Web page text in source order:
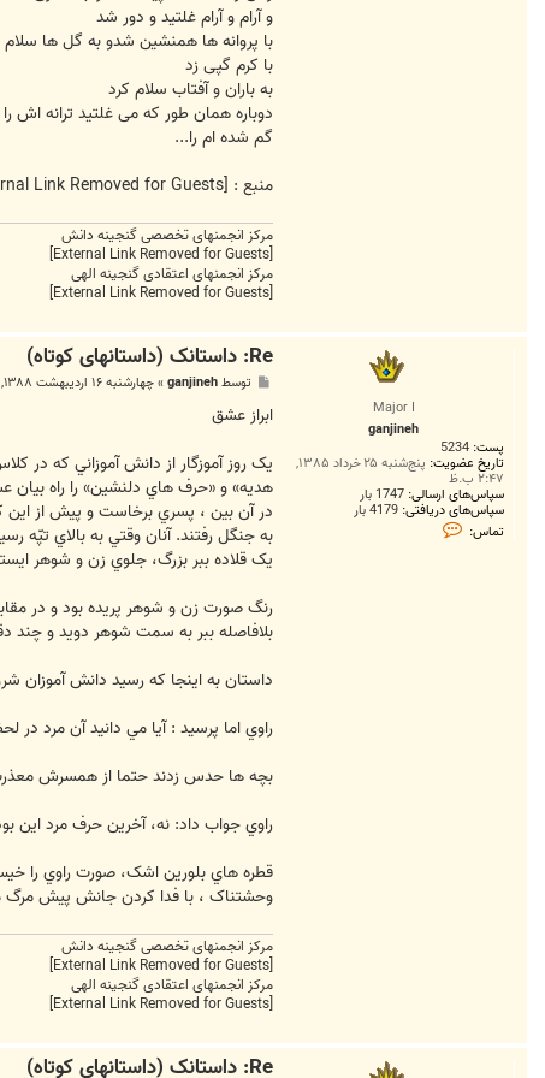
و آرام و آرام غلتید و دور شد
با پروانه ها همنشین شدو به گل ها سلام
با کرم گپی زد
به باران و آفتاب سلام کرد
دوباره همان طور که می غلتید ترانه اش را
گم شده ام را...
منبع : [External Link Removed for Guests]
مرکز انجمنهای تخصصی گنجینه دانش
[External Link Removed for Guests]
مرکز انجمنهای اعتقادی گنجینه الهی
[External Link Removed for Guests]
Major I
ganjineh
پست: 5234
تاریخ عضویت: پنج‌شنبه ۲۵ خرداد ۱۳۸۵,
۲:۴۷ ب.ظ
سپاس‌های ارسالی: 1747 بار
سپاس‌های دریافتی: 4179 بار
تماس:
ت
Re: داستانک (داستانهای کوتاه)
ت
توسطganjineh
»چهارشنبه ۱۶ اردیبهشت ۱۳۸۸, ۱۱:۱۸ ب.ظ
ابراز عشق
يک روز آموزگار از دانش آموزاني که در
هديه» و «حرف هاي دلنشين» را راه
در آن بين ، پسري برخاست و پيش از اين
به جنگل رفتند. آنان وقتي به بالاي تپّه
يک قلاده ببر بزرگ، جلوي زن و شوهر
رنگ صورت زن و شوهر پريده بود و در
بلافاصله ببر به سمت شوهر دويد و چند
داستان به اينجا که رسيد دانش آموزان
راوي اما پرسيد : آيا مي دانيد آن مرد
بچه ها حدس زدند حتما از همسرش
راوي جواب داد: نه، آخرين حرف مرد اين
قطره هاي بلورين اشک، صورت راوي را
وحشتناک ، با فدا کردن جانش پيش مرگ
مرکز انجمنهای تخصصی گنجینه دانش
[External Link Removed for Guests]
مرکز انجمنهای اعتقادی گنجینه الهی
[External Link Removed for Guests]
Re: داستانک (داستانهای کوتاه)